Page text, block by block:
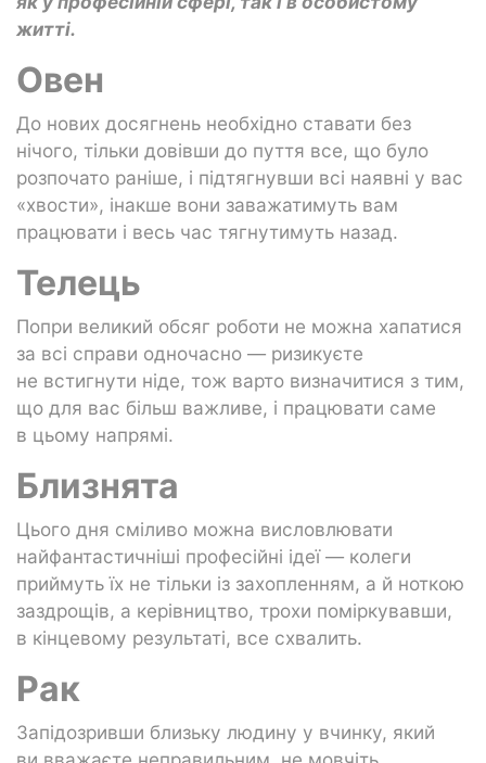
житті.
Овен
До нових досягнень необхідно ставати без
нічого, тільки довівши до пуття все, що було
розпочато раніше, і підтягнувши всі наявні у вас
«хвости», інакше вони заважатимуть вам
працювати і весь час тягнутимуть назад.
Телець
Попри великий обсяг роботи не можна хапатися
за всі справи одночасно — ризикуєте
не встигнути ніде, тож варто визначитися з тим,
що для вас більш важливе, і працювати саме
в цьому напрямі.
Близнята
Цього дня сміливо можна висловлювати
найфантастичніші професійні ідеї — колеги
приймуть їх не тільки із захопленням, а й ноткою
заздрощів, а керівництво, трохи поміркувавши,
в кінцевому результаті, все схвалить.
Рак
Запідозривши близьку людину у вчинку, який